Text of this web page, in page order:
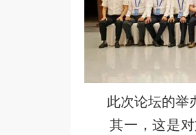
此次论坛的举
其一，这是